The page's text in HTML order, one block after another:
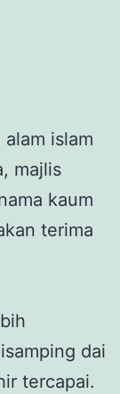
islam
majlis
kaum
terima
dai
tercapai.